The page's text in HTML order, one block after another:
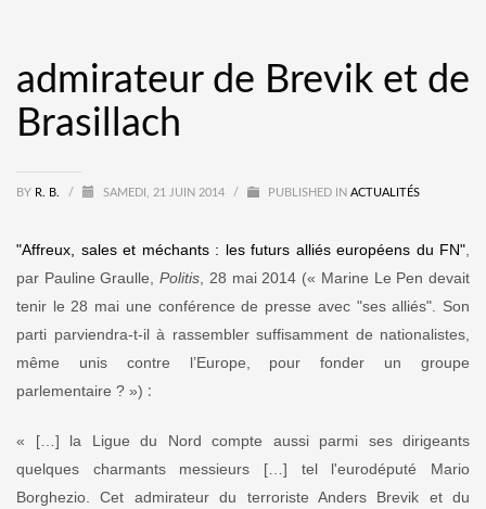
admirateur de Brevik et de
Brasillach
BY R. B. / SAMEDI, 21 JUIN 2014 / PUBLISHED IN ACTUALITÉS
"Affreux, sales et méchants : les futurs alliés européens du FN"
par Pauline Graulle,Politis , 28 mai 2014 (« Marine Le Pen devait
tenir le 28 mai une conférence de presse avec "ses alliés" . Son
parti parviendra-t-il à rassembler suffisamment de nationalistes,
même unis contre l’Europe, pour fonder un groupe
parlementaire ? ») :
« […] la Ligue du Nord compte aussi parmi ses dirigeants
quelques charmants messieurs […] tel l'eurodéputé Mario
Borghezio. Cet admirateur du terroriste Anders Brevik et du